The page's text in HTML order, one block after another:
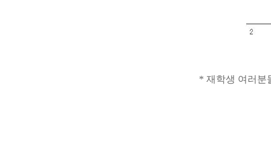
* 재학생 여러분